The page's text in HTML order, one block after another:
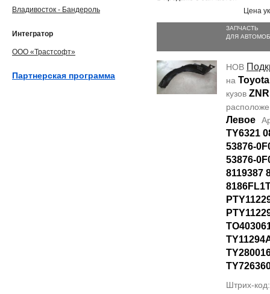
Цена
ЗАПЧАСТЬ
ДЛЯ
НОВ
на
кузов
Левое
TY6321
53876-
53876-
8119387
Штрих-
Владивосток - Бандероль
Интегратор
ООО «Трастсофт»
Партнерская программа